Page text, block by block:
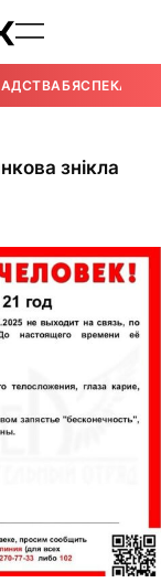
БЯСПЕКА
знікла